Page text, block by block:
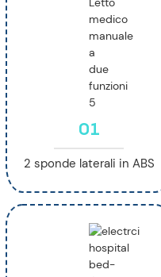
01
2 sponde laterali in ABS